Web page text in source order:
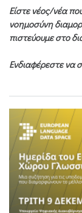
Είστε νέος/νέα
νοημοσύνη
πιστεύουμε στο
Ενδιαφέρεστε να